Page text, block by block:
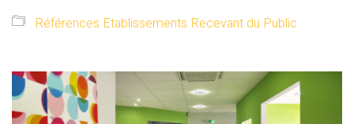
Références Etablissements Recevant du Public